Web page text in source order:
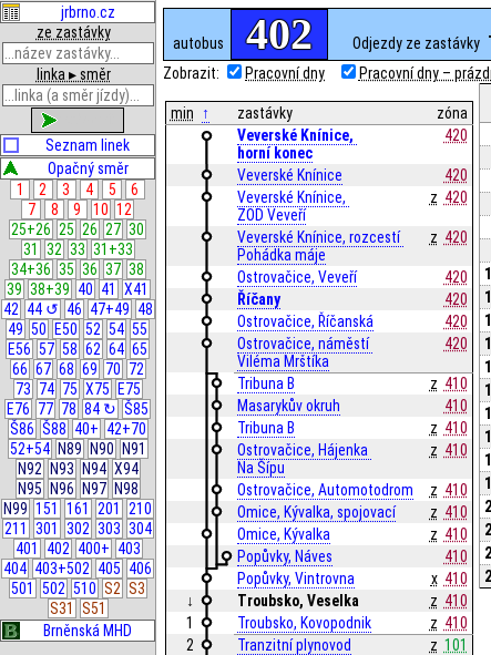
jrbrno.cz
ze zastávky
linka ▸ směr
Seznam linek
Opačný směr
1
2 3 4 5
6
7
8 9 10 12
25+26 25 26 27 30
31
32 33 31+33
34+36 35 36 37 38
39 38+39 40 41
X41
42 44 ↺ 46 47+49 48
49 50 E50 52 54 55
E56 57 58 62 64 65
66 67 68 69 70 72
73 74 75 X75
E75
E76 77 78 84 ↻ Š85
Š86 Š88 40+ 42+70
52+54 N89 N90
N91
N92
N93 N94 X94
N95
N96 N97 N98
N99 151 161 201
210
211
301 302 303 304
401
402 400+ 403
404 403+502 405 406
501
502 510 S2 S3
S31
S51
Brněnská MHD
autobus 402 Odjezdy ze zastávky
Zobrazit: Pracovní dny Pracovní dny –
min ↑ zastávky
zóna
Veverské Knínice,
horní konec
420
Veverské Knínice
420
Veverské Knínice,
ZOD Veveří
z 420
Veverské Knínice, rozcestí
Pohádka máje
z 420
Ostrovačice, Veveří
420
Říčany
420
Ostrovačice, Říčanská
420
Ostrovačice, náměstí
Viléma Mrštíka
420
Tribuna B z 410
Masarykův okruh
410
Tribuna B
z 410
Ostrovačice, Hájenka
Na Šípu
z 410
Ostrovačice, Automotodrom z 410
Omice, Kývalka, spojovací
z 410
Omice, Kývalka
z 410
Popůvky, Náves
410
Popůvky, Vintrovna
x 410
↓
Troubsko, Veselka z 410
1
Troubsko, Kovopodnik z 410
2
Tranzitní plynovod z 101